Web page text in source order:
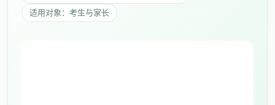
适用对象：考生与家长